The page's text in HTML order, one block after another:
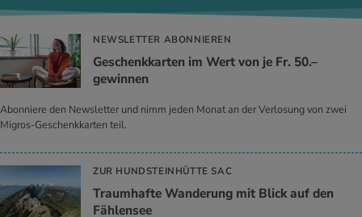
NEWSLETTER ABONNIEREN
Geschenkkarten im Wert von je Fr. 50.–
gewinnen
Abonniere den Newsletter und nimm jeden Monat an der Verlosung von zwei
Migros-Geschenkkarten teil.
ZUR HUNDSTEINHÜTTE SAC
Traumhafte Wanderung mit Blick auf den
Fählensee